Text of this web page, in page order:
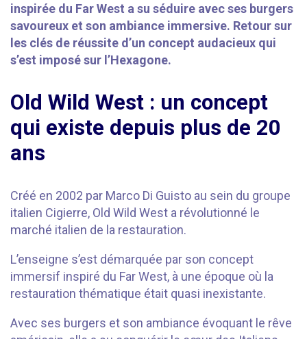
inspirée du Far West a su séduire avec ses burgers
savoureux et son ambiance immersive. Retour sur
les clés de réussite d’un concept audacieux qui
s’est imposé sur l’Hexagone.
Old Wild West : un concept
qui existe depuis plus de 20
ans
Créé en 2002 par Marco Di Guisto au sein du groupe
italien Cigierre, Old Wild West a révolutionné le
marché italien de la restauration.
L’enseigne s’est démarquée par son concept
immersif inspiré du Far West, à une époque où la
restauration thématique était quasi inexistante.
Avec ses burgers et son ambiance évoquant le rêve